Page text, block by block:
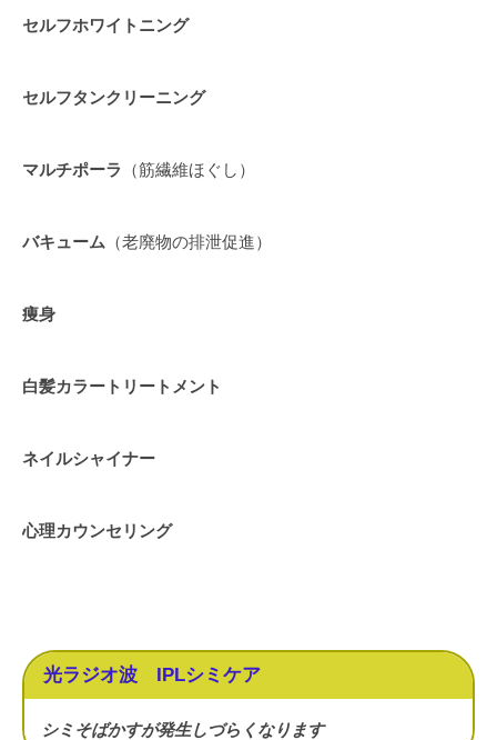
セルフホワイトニング
セルフタンクリーニング
マルチポーラ （筋繊維ほぐし）
バキューム （老廃物の排泄促進）
痩身
白髪カラートリートメント
ネイルシャイナー
心理カウンセリング
光ラジオ波 IPLシミケア
シミそばかすが発生しづらくなります